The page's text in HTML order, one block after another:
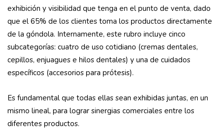
exhibición y visibilidad que tenga en el punto de venta, dado
que el 65% de los clientes toma los productos directamente
de la góndola. Internamente, este rubro incluye cinco
subcategorías: cuatro de uso cotidiano (cremas dentales,
cepillos, enjuagues e hilos dentales) y una de cuidados
específicos (accesorios para prótesis).
Es fundamental que todas ellas sean exhibidas juntas, en un
mismo lineal, para lograr sinergias comerciales entre los
diferentes productos.